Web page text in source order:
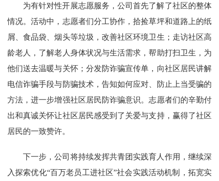
为有针对性开展志愿服务，公司首先了解了社区的整体
情况。活动中，志愿者们分工协作，拾捡草坪和道路上的纸
屑、食品袋、烟头等垃圾，改善社区环境卫生；走访社区高
龄老人，了解老人身体状况与生活需求，帮助打扫卫生，为
他们送去温暖与关怀；分发防诈骗宣传单，向社区居民讲解
电信诈骗手段与防骗技术，告知如何应对、防止上当受骗的
方法，进一步增强社区居民防诈骗意识。志愿者们的辛勤付
出和真诚关怀让社区居民感受到了关爱与支持，赢得了社区
居民的一致赞许。
下一步，公司将持续发挥共青团实践育人作用，继续深
入探索优化“百万老员工进社区”社会实践活动机制，拓宽实